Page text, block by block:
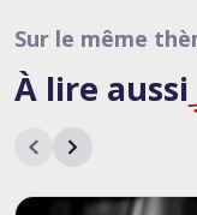
Sur le même
À lire aussi